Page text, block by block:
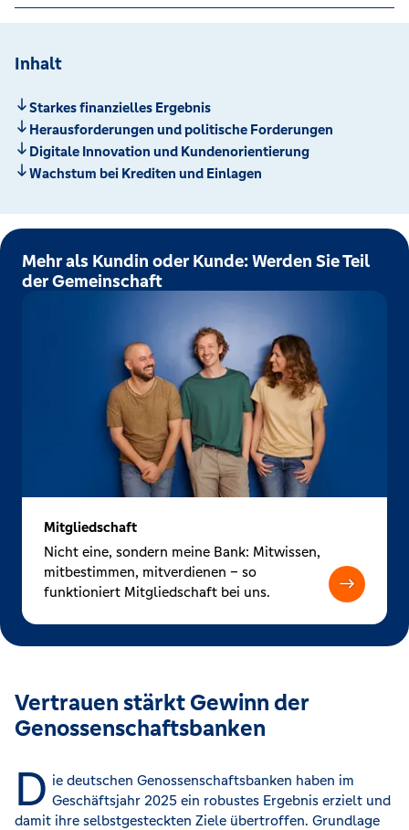
Inhalt
Starkes finanzielles Ergebnis
Herausforderungen und politische Forderungen
Digitale Innovation und Kundenorientierung
Wachstum bei Krediten und Einlagen
Mehr als Kundin oder Kunde: Werden Sie Teil
der Gemeinschaft
Mitgliedschaft
Nicht eine, sondern meine Bank: Mitwissen,
mitbestimmen, mitverdienen – so
funktioniert Mitgliedschaft bei uns.
Vertrauen stärkt Gewinn der
Genossenschaftsbanken
D ie deutschen Genossenschaftsbanken haben im
Geschäftsjahr 2025 ein robustes Ergebnis erzielt und
damit ihre selbstgesteckten Ziele übertroffen. Grundlage